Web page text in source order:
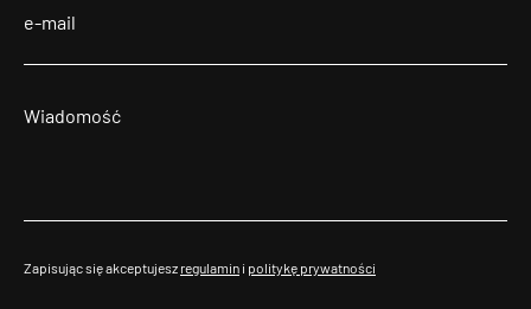
Zapisując się akceptujesz regulamin i politykę prywatności